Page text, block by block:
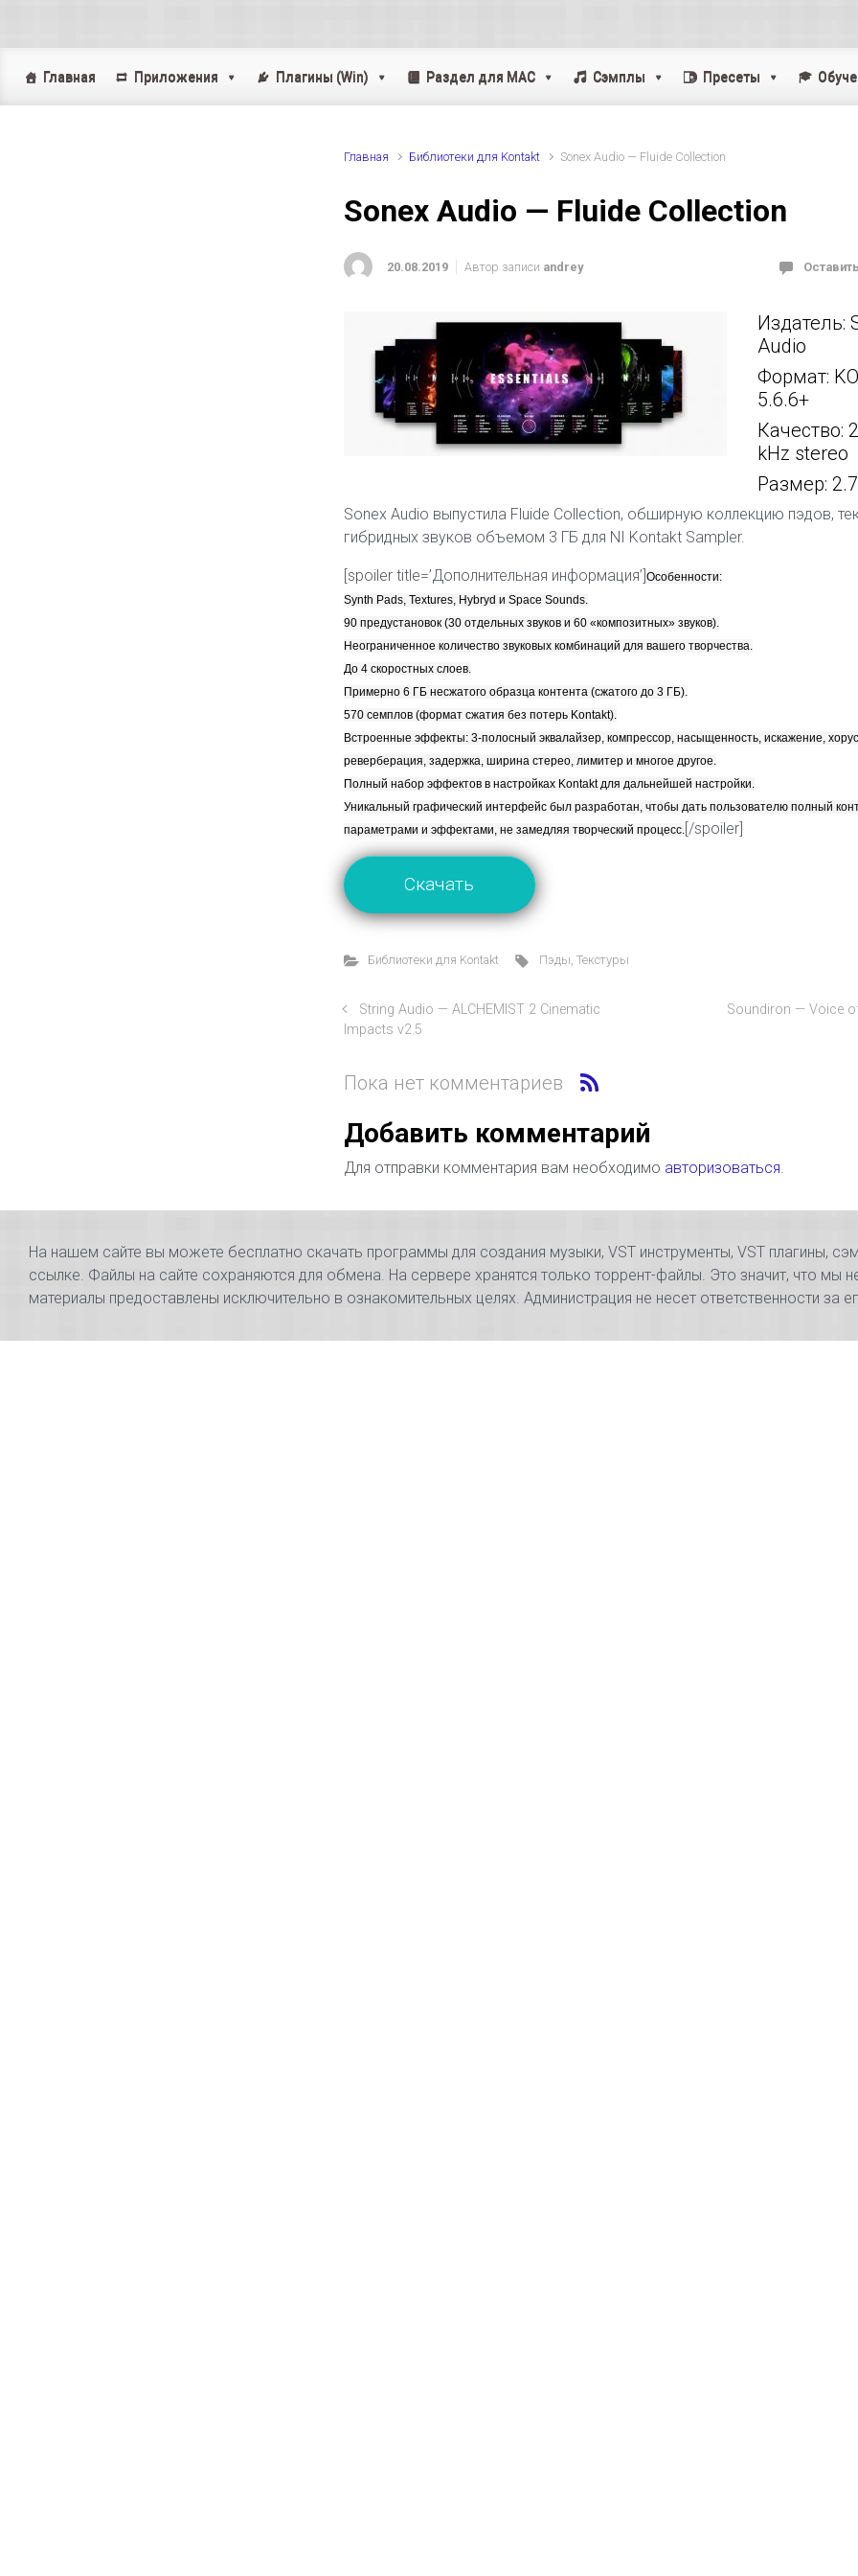
Главная Приложения Плагины (Win) Раздел для MAC Cэмплы Пресеты
Главная Библиотеки для Kontakt Sonex Audio — Fluide Collection
Sonex Audio — Fluide Collection
20.08.2019 Автор записи andrey
Издатель:
Audio
Формат:
5.6.6+
Качество:
kHz stereo
Размер:
Sonex Audio выпустила Fluide Collection, обширную коллекцию пэдов,
гибридных звуков объемом 3 ГБ для NI Kontakt Sampler.
[spoiler title=’Дополнительная информация’]Особенности:
Synth Pads, Textures, Hybryd и Space Sounds.
90 предустановок (30 отдельных звуков и 60 «композитных» звуков).
Неограниченное количество звуковых комбинаций для вашего творчества.
До 4 скоростных слоев.
Примерно 6 ГБ несжатого образца контента (сжатого до 3 ГБ).
570 семплов (формат сжатия без потерь Kontakt).
Встроенные эффекты: 3-полосный эквалайзер, компрессор, насыщенность, искажение,
реверберация, задержка, ширина стерео, лимитер и многое другое.
Полный набор эффектов в настройках Kontakt для дальнейшей настройки.
Уникальный графический интерфейс был разработан, чтобы дать пользователю полный
параметрами и эффектами, не замедляя творческий процесс.[/spoiler]
Скачать
Библиотеки для Kontakt Пэды, Текстуры
String Audio — ALCHEMIST 2 Cinematic
Impacts v2.5
Soundiron — Voice
Пока нет комментариев
Добавить комментарий
Для отправки комментария вам необходимо авторизоваться.
На нашем сайте вы можете бесплатно скачать программы для создания музыки, VST инструменты, VST плагины,
ссылке. Файлы на сайте сохраняются для обмена. На сервере хранятся только торрент-файлы. Это значит, что мы
материалы предоставлены исключительно в ознакомительных целях. Администрация не несет ответственности за